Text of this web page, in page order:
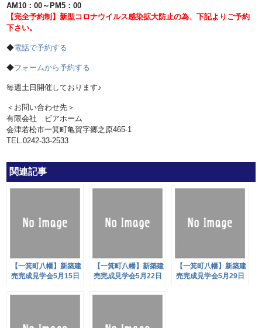
AM10：00～PM5：00
【完全予約制】新型コロナウイルス感染拡大防止の為、下記よりご予約
下さい。
◆電話で予約する
◆フォームから予約する
毎週土日開催しております♪
＜お問い合わせ先＞
有限会社 ピアホーム
会津若松市一箕町亀賀字郷之原465-1
TEL.0242-33-2533
関連記事
【一箕町八幡】新築建
売完成見学会5月15日
【一箕町八幡】新築建
売完成見学会5月22日
【一箕町八幡】新築建
売完成見学会5月29日